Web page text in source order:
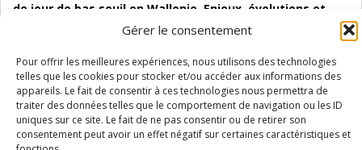
Gérer le consentement
Pour offrir les meilleures expériences, nous utilisons des technologies
telles que les cookies pour stocker et/ou accéder aux informations des
appareils. Le fait de consentir à ces technologies nous permettra de
traiter des données telles que le comportement de navigation ou les ID
uniques sur ce site. Le fait de ne pas consentir ou de retirer son
consentement peut avoir un effet négatif sur certaines caractéristiques et
de jour de bas seuil en Wallonie. Enjeux, évolutions et
06 Juil 2026
Étude d’évaluabilité des Structures
d’accompagnement à l’autocréation d’emploi (SAACE)
01 Juil 2026
Pénurie du personnel infirmier :quels indicateurs